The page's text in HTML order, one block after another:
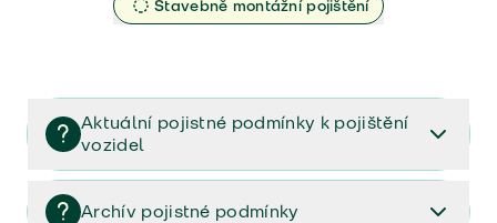
Stavebně montážní pojištění
Aktuální pojistné podmínky k pojištění
vozidel
Pojištění vozidel/Pojistné podmínky a vše důležité ke
smlouvě (PDF)
Archív pojistné podmínky